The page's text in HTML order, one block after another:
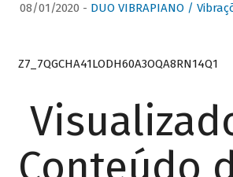
08/01/2020 - DUO VIBRAPIANO /
Z7_7QGCHA41LODH60A3OQA8RN14Q1
Conteúdo